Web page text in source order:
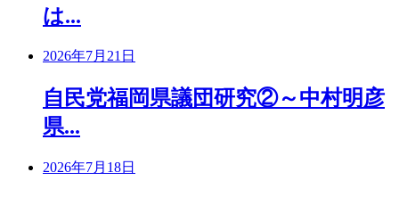
は...
2026年7月21日
自民党福岡県議団研究②～中村明彦
県...
2026年7月18日